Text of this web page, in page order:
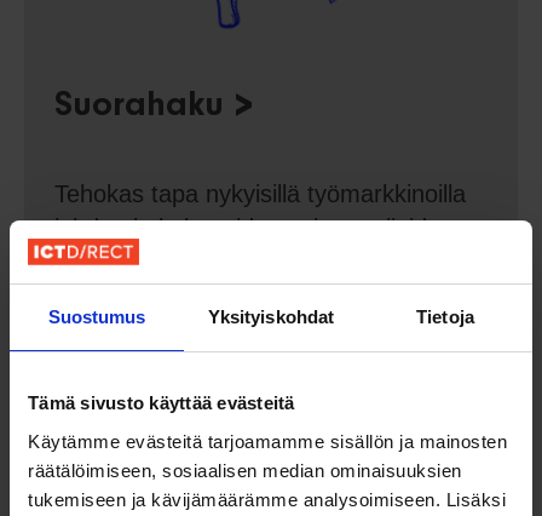
Suostumus Yksityiskohdat Tietoja
Tämä sivusto käyttää evästeitä
Käytämme evästeitä tarjoamamme sisällön ja mainosten
räätälöimiseen, sosiaalisen median ominaisuuksien
tukemiseen ja kävijämäärämme analysoimiseen. Lisäksi
Suorahaku
Tehokas tapa nykyisillä työmarkkinoilla
johdon ja kokeneiden asiantuntijoiden
rekrytointiin. Prosessimme on hioutunut
osaajien rekrytoinnin erityistarpeisiin,
ehdokkaista kaikkein sopivimman.